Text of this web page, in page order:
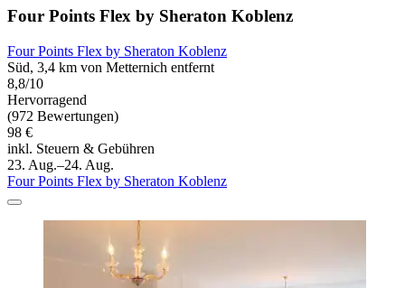
Four Points Flex by Sheraton Koblenz
Four Points Flex by Sheraton Koblenz
Süd, 3,4 km von Metternich entfernt
8,8/10
Hervorragend
(972 Bewertungen)
98 €
inkl. Steuern & Gebühren
23. Aug.–24. Aug.
Four Points Flex by Sheraton Koblenz